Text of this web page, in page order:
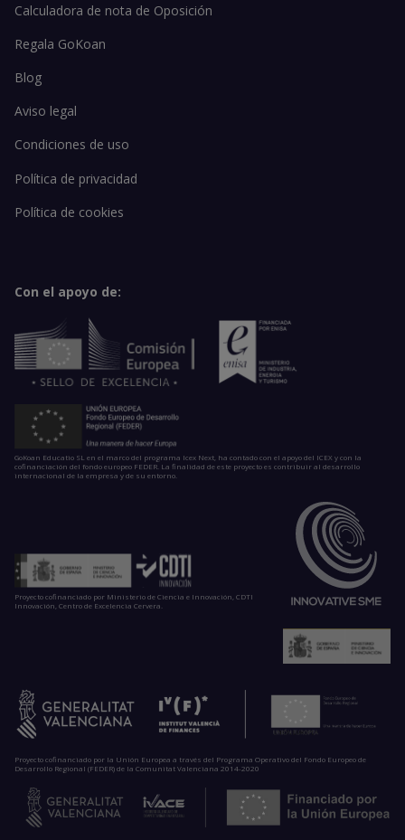
Calculadora de nota de Oposición
Regala GoKoan
Blog
Aviso legal
Condiciones de uso
Política de privacidad
Política de cookies
Con el apoyo de:
GoKoan Educatio SL en el marco del programa Icex Next, ha contado con el apoyo del ICEX y con la
cofinanciación del fondo europeo FEDER. La finalidad de este proyecto es contribuir al desarrollo
internacional de la empresa y de su entorno.
Proyecto cofinanciado por Ministerio de Ciencia e Innovación, CDTI
Innovación, Centro de Excelencia Cervera.
Proyecto cofinanciado por la Unión Europea a través del Programa Operativo del Fondo Europeo de
Desarrollo Regional (FEDER) de la Comunitat Valenciana 2014-2020